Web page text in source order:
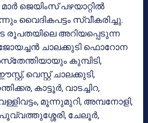
ജെയിംസ് പഴയാറ്റില്‍
വൈദികപട്ടം സ്വീകരിച്ചു.
രൂപതയിലെ അറിയപ്പെടുന്ന
ചാലക്കുടി ഫൊറോന
കുമ്പിടി,
വെസ്റ്റ് ചാലക്കുടി,
കാട്ടൂര്‍, വാടച്ചിറ,
മൂന്നുമുറി, അമ്പനോളി,
ചേലൂര്‍,